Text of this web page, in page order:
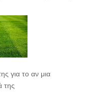
για το αν μια
της